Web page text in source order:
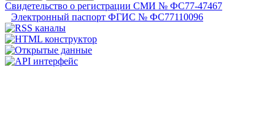
Свидетельство о регистрации СМИ № ФС77-47467
Электронный паспорт ФГИС № ФС77110096